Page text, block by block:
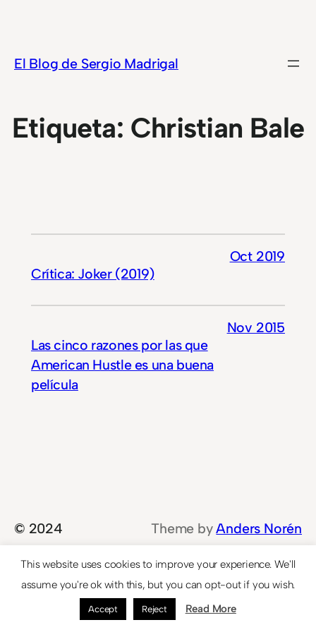
contenido
El Blog de Sergio Madrigal
Etiqueta: Christian Bale
Crítica: Joker (2019)
Oct 2019
Las cinco razones por las que
American Hustle es una buena
película
Nov 2015
© 2024 Theme byAnders Norén
This website uses cookies to improve your experience. We'll
assume you're ok with this, but you can opt-out if you wish.
Accept Reject Read More